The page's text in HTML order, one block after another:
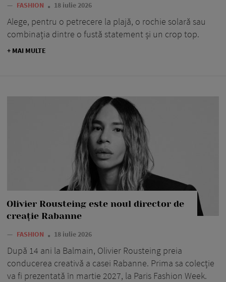
— FASHION 18 iulie 2026
Alege, pentru o petrecere la plajă, o rochie solară sau
combinația dintre o fustă statement și un crop top.
+ MAI MULTE
Olivier Rousteing este noul director de
creație Rabanne
— FASHION 18 iulie 2026
După 14 ani la Balmain, Olivier Rousteing preia
conducerea creativă a casei Rabanne. Prima sa colecție
va fi prezentată în martie 2027, la Paris Fashion Week.